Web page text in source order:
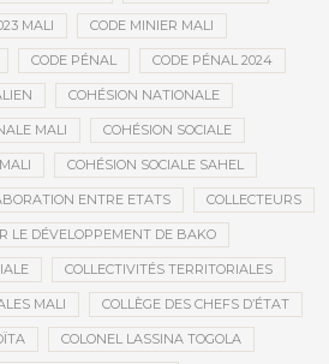
MALI CODE MINIER MALI
CODE PÉNAL CODE PÉNAL 2024
COHÉSION NATIONALE
MALI COHÉSION SOCIALE
COHÉSION SOCIALE SAHEL
ENTRE ETATS COLLECTEURS
LE DÉVELOPPEMENT DE BAKO
COLLECTIVITÉS TERRITORIALES
MALI COLLÈGE DES CHEFS D’ÉTAT
COLONEL LASSINA TOGOLA